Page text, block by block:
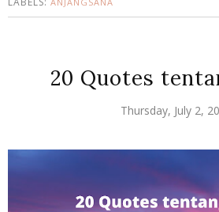
20 Quotes
Thursday, July 2,